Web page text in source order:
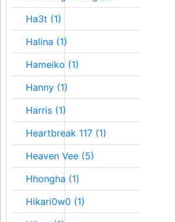
Ha3t (1)
Halina (1)
Hameiko (1)
Hanny (1)
Harris (1)
Heartbreak 117 (1)
Heaven Vee (5)
Hhongha (1)
Hikari0w0 (1)